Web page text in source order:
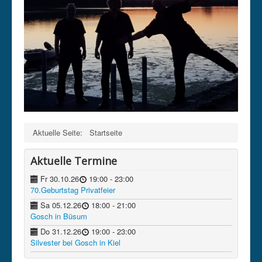
Kontakt
Datenschutz
Impressum
intern
Aktuelle Seite: Startseite
Aktuelle Termine
Fr 30.10.26 19:00 - 23:00
70.Geburtstag Privatfeier
Sa 05.12.26
18:00 - 21:00
Gosch in Büsum
Do 31.12.26
19:00 - 23:00
Silvester bei Gosch in Kiel